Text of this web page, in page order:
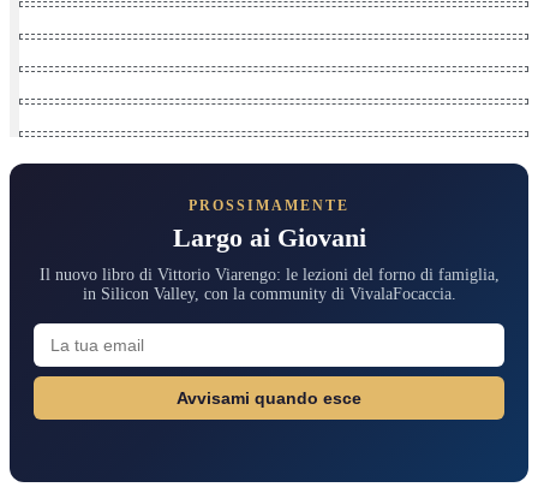
PROSSIMAMENTE
Largo ai Giovani
Il nuovo libro di Vittorio Viarengo: le lezioni del forno di famiglia,
in Silicon Valley, con la community di VivalaFocaccia.
Avvisami quando esce